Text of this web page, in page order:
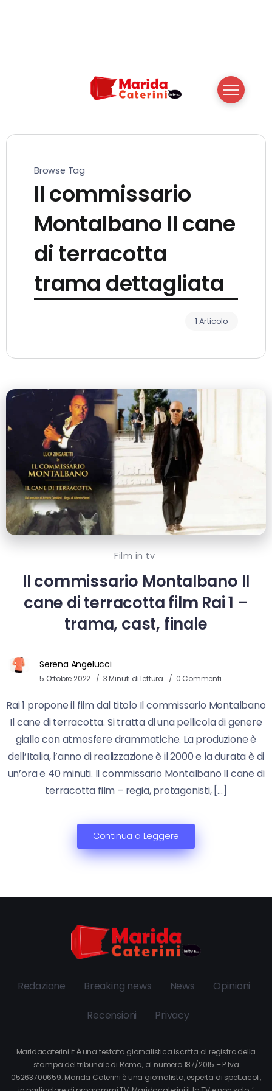
Browse Tag
Il commissario
Montalbano Il cane
di terracotta
trama dettagliata
1 Articolo
Film in tv
Il commissario Montalbano Il
cane di terracotta film Rai 1 –
trama, cast, finale
Serena Angelucci
5 Ottobre 2022 3 Minuti di lettura 0 Commenti
Rai 1 propone il film dal titolo Il commissario Montalbano
Il cane di terracotta. Si tratta di una pellicola di genere
giallo con atmosfere drammatiche. La produzione è
dell’Italia, l’anno di realizzazione è il 2000 e la durata è di
un’ora e 40 minuti. Il commissario Montalbano Il cane di
terracotta film – regia, protagonisti, […]
Continua a Leggere
Redazione Breaking news News Opinioni
Recensioni Privacy
Maridacaterini.it è una testata giornalistica iscritta al registro della
stampa del tribunale di Roma, al numero 187/2015 – P.Iva
05263700659. Marida Caterini è una giornalista, esperta di spettacoli,